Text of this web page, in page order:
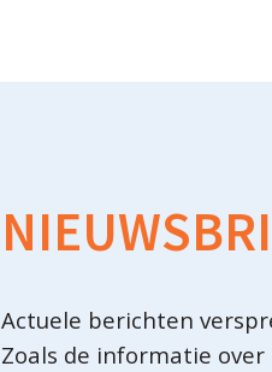
Actuele berichten
Zoals de informatie